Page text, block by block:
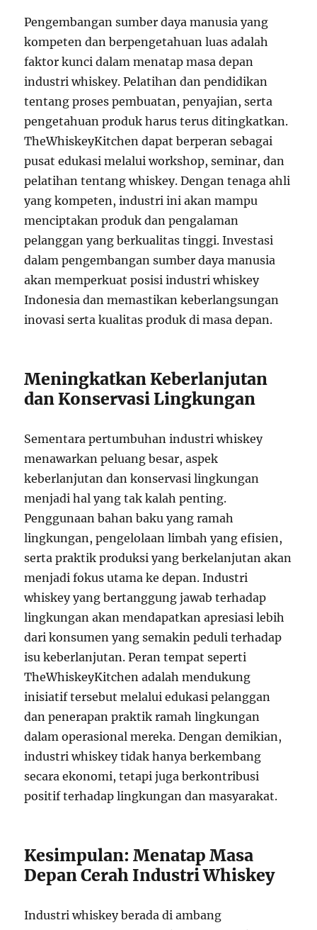
Pengembangan sumber daya manusia yang
kompeten dan berpengetahuan luas adalah
faktor kunci dalam menatap masa depan
industri whiskey. Pelatihan dan pendidikan
tentang proses pembuatan, penyajian, serta
pengetahuan produk harus terus ditingkatkan.
TheWhiskeyKitchen dapat berperan sebagai
pusat edukasi melalui workshop, seminar, dan
pelatihan tentang whiskey. Dengan tenaga ahli
yang kompeten, industri ini akan mampu
menciptakan produk dan pengalaman
pelanggan yang berkualitas tinggi. Investasi
dalam pengembangan sumber daya manusia
akan memperkuat posisi industri whiskey
Indonesia dan memastikan keberlangsungan
inovasi serta kualitas produk di masa depan.
Meningkatkan Keberlanjutan
dan Konservasi Lingkungan
Sementara pertumbuhan industri whiskey
menawarkan peluang besar, aspek
keberlanjutan dan konservasi lingkungan
menjadi hal yang tak kalah penting.
Penggunaan bahan baku yang ramah
lingkungan, pengelolaan limbah yang efisien,
serta praktik produksi yang berkelanjutan akan
menjadi fokus utama ke depan. Industri
whiskey yang bertanggung jawab terhadap
lingkungan akan mendapatkan apresiasi lebih
dari konsumen yang semakin peduli terhadap
isu keberlanjutan. Peran tempat seperti
TheWhiskeyKitchen adalah mendukung
inisiatif tersebut melalui edukasi pelanggan
dan penerapan praktik ramah lingkungan
dalam operasional mereka. Dengan demikian,
industri whiskey tidak hanya berkembang
secara ekonomi, tetapi juga berkontribusi
positif terhadap lingkungan dan masyarakat.
Kesimpulan: Menatap Masa
Depan Cerah Industri Whiskey
Industri whiskey berada di ambang